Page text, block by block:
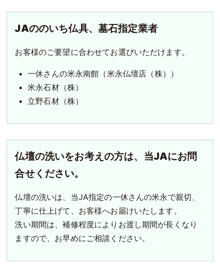
JAののいち仏具、墓石指定業者
お客様のご要望に合わせてお選びいただけます。
一休さんの米永南館（米永仏壇店（株））
米永石材（株）
立野石材（株）
仏壇の洗いをお考えの方は、当JAにお問
合せください。
仏壇の洗いは、当JA指定の一休さんの米永で親切、
丁寧に仕上げて、お客様へお届けいたします。
洗い期間は、補修程度によりお渡し期間が長くなり
ますので、お早めにご相談ください。